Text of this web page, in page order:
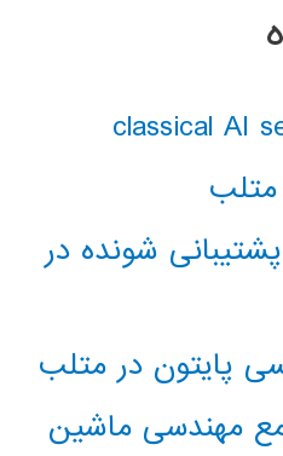
متلب
شونده در
پایتون در متلب
مهندسی ماشین